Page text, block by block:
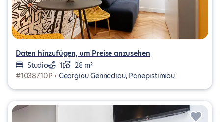
Daten hinzufügen, um Preise anzusehen
Studio
1
28 m²
#1038710P • Georgiou Gennadiou, Panepistimiou